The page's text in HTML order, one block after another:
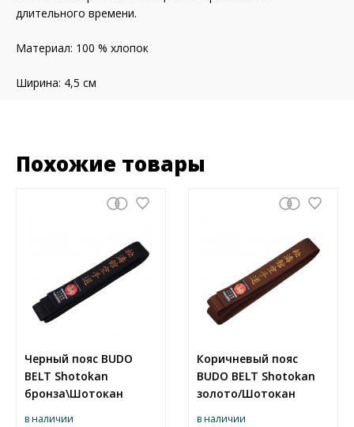
длительного времени.
Материал: 100 % хлопок
Ширина: 4,5 см
Похожие товары
Черный пояс BUDO
BELT Shotokan
бронза\Шотокан
в наличии
Коричневый пояс
BUDO BELT Shotokan
золото/Шотокан
в наличии